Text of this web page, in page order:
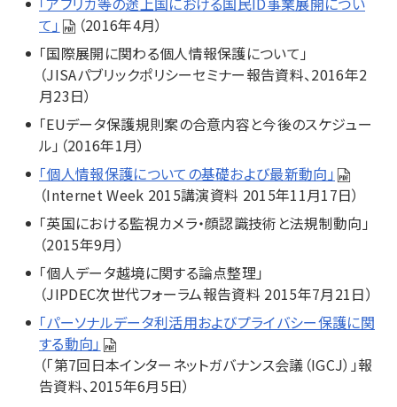
て」
（2016年4月）
「国際展開に関わる個人情報保護について」
（JISAパブリックポリシーセミナー報告資料、2016年2
月23日）
「EUデータ保護規則案の合意内容と今後のスケジュー
ル」（2016年1月）
「個人情報保護についての基礎および最新動向」
（Internet Week 2015講演資料 2015年11月17日）
「英国における監視カメラ・顔認識技術と法規制動向」
（2015年9月）
「個人データ越境に関する論点整理」
（JIPDEC次世代フォーラム報告資料 2015年7月21日）
「パーソナルデータ利活用およびプライバシー保護に関
する動向」
（「第7回日本インターネットガバナンス会議（IGCJ）」報
告資料、2015年6月5日）